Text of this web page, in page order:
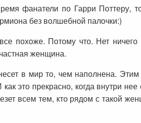
фанатели по Гарри Поттеру,
без волшебной палочки:)
похоже. Потому что. Нет ничего
женщина.
в мир то, чем наполнена.
это прекрасно, когда внутри
всем тем, кто рядом с такой